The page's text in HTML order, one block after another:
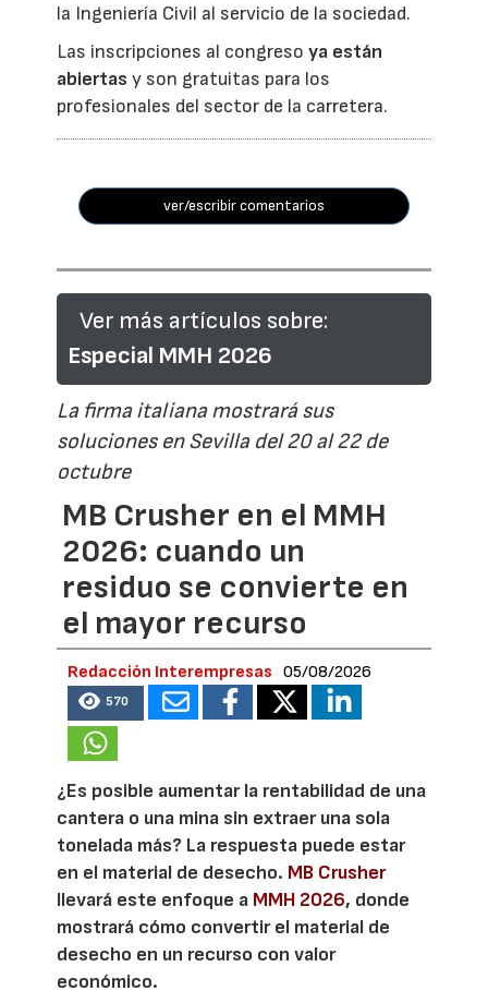
la Ingeniería Civil al servicio de la sociedad.
Las inscripciones al congresoya están
abiertas y son gratuitas para los
profesionales del sector de la carretera.
ver/escribir comentarios
Ver más artículos sobre:
Especial MMH 2026
La firma italiana mostrará sus
soluciones en Sevilla del 20 al 22 de
octubre
MB Crusher en el MMH
2026: cuando un
residuo se convierte en
el mayor recurso
Redacción Interempresas 05/08/2026
570
¿Es posible aumentar la rentabilidad de una
cantera o una mina sin extraer una sola
tonelada más? La respuesta puede estar
en el material de desecho. MB Crusher
llevará este enfoque a MMH 2026, donde
mostrará cómo convertir el material de
desecho en un recurso con valor
económico.